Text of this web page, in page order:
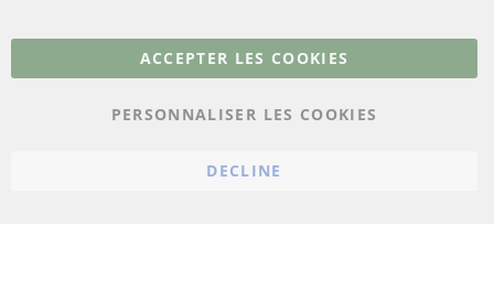
Plus de liens
Conditions générales
ACCEPTER LES COOKIES
PERSONNALISER LES COOKIES
DECLINE